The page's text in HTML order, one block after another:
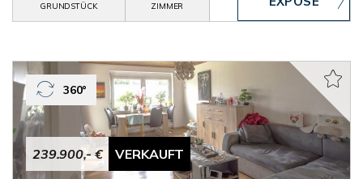
GRUNDSTÜCK
ZIMMER
239.900,- € VERKAUFT
360°